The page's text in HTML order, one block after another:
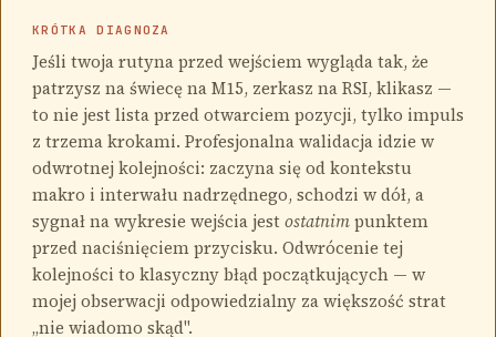
KRÓTKA DIAGNOZA
Jeśli twoja rutyna przed wejściem wygląda tak, że
patrzysz na świecę na M15, zerkasz na RSI, klikasz —
to nie jest lista przed otwarciem pozycji, tylko impuls
z trzema krokami. Profesjonalna walidacja idzie w
odwrotnej kolejności: zaczyna się od kontekstu
makro i interwału nadrzędnego, schodzi w dół, a
sygnał na wykresie wejścia jestostatnimpunktem
przed naciśnięciem przycisku. Odwrócenie tej
kolejności to klasyczny błąd początkujących — w
mojej obserwacji odpowiedzialny za większość strat
„nie wiadomo skąd".